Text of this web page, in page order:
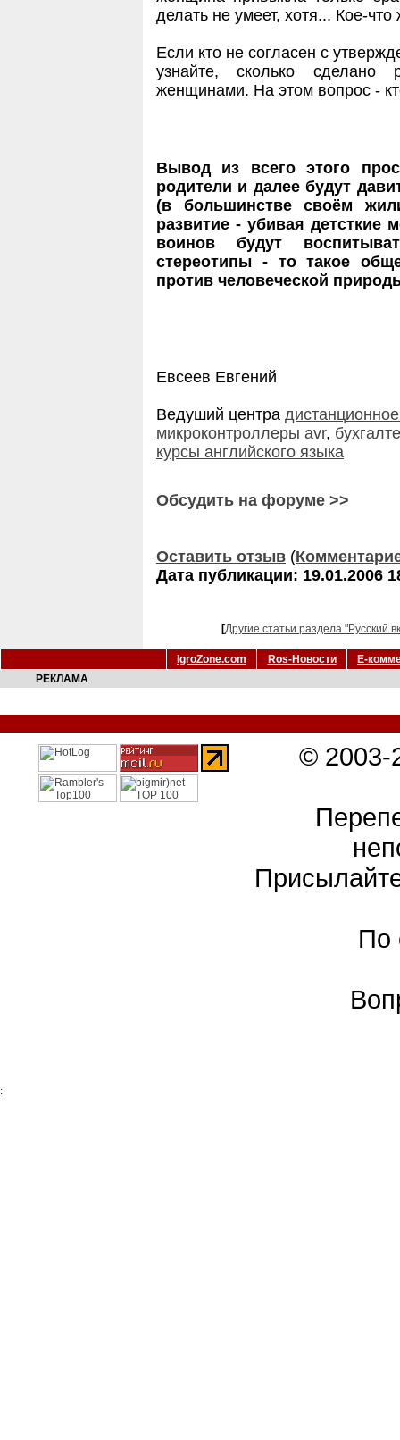
делать не умеет, хотя... Кое-
Если кто не согласен с
узнайте, сколько сделано
женщинами. На этом вопрос -
Вывод из всего этого
родители и далее будут
(в большинстве своём
развитие - убивая детсткие
воинов будут
стереотипы - то такое
против человеческой
Евсеев Евгений
Ведуший центра
микроконтроллеры avr,
курсы английского языка
Обсудить на форуме >>
Оставить отзыв (
Дата публикации: 19.01.2006
[Другие статьи раздела "Русский
IgroZone.com Ros-Новости
Е-
РЕКЛАМА
©
По
: